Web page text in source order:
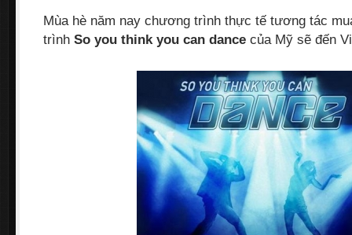
Mùa hè năm nay chương trình thực tế tương tác
trình So you think you can dance của Mỹ sẽ đến